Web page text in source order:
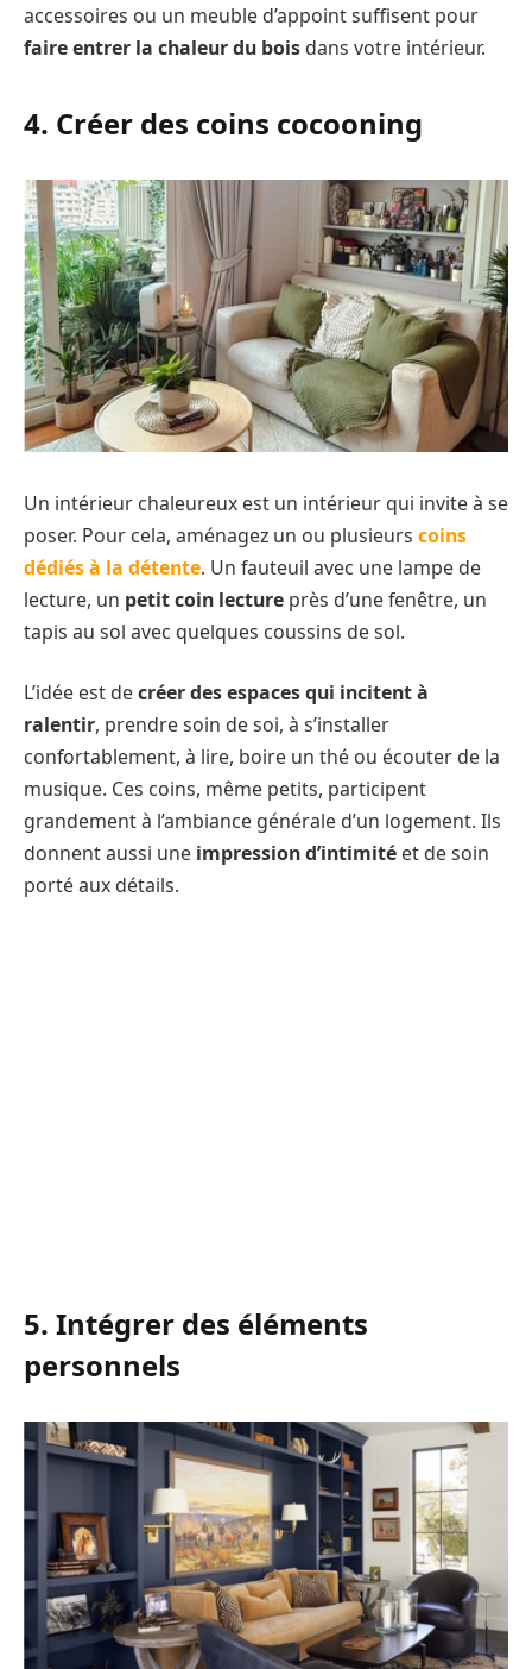
accessoires ou un meuble d’appoint suffisent pour
faire entrer la chaleur du bois dans votre intérieur.
4. Créer des coins cocooning
Un intérieur chaleureux est un intérieur qui invite à se
poser. Pour cela, aménagez un ou plusieurs coins
dédiés à la détente. Un fauteuil avec une lampe de
lecture, un petit coin lecture près d’une fenêtre, un
tapis au sol avec quelques coussins de sol.
L’idée est decréer des espaces qui incitent à
ralentir, prendre soin de soi, à s’installer
confortablement, à lire, boire un thé ou écouter de la
musique. Ces coins, même petits, participent
grandement à l’ambiance générale d’un logement. Ils
donnent aussi une impression d’intimité et de soin
porté aux détails.
5. Intégrer des éléments
personnels